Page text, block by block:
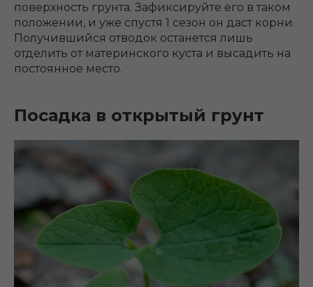
поверхность грунта. Зафиксируйте его в таком
положении, и уже спустя 1 сезон он даст корни.
Получившийся отводок останется лишь
отделить от материнского куста и высадить на
постоянное место.
Посадка в открытый грунт